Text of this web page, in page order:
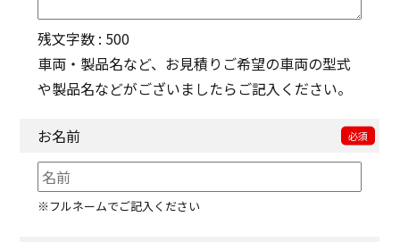
残文字数 : 500
車両・製品名など、お見積りご希望の車両の型式
や製品名などがございましたらご記入ください。
お名前
※フルネームでご記入ください